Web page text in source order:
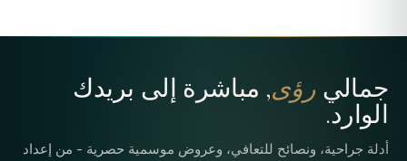
جمالي رؤى, مباشرة إلى بريدك
الوارد.
أدلة جراحية، ونصائح للتعافي، وعروض موسمية حصرية - من إعداد